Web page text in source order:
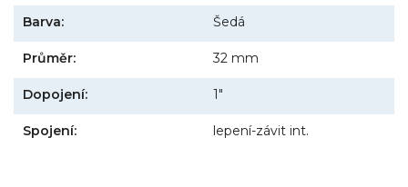
Barva: Šedá
Průměr: 32 mm
Dopojení: 1"
Spojení: lepení-závit int.